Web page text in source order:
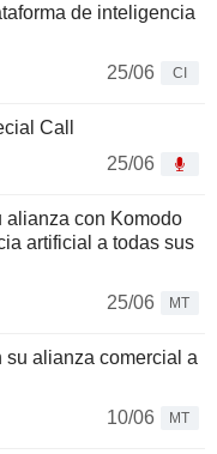
de inteligencia
25/06
CI
Call
25/06
alianza con Komodo
artificial a todas sus
25/06
MT
alianza comercial a
10/06
MT